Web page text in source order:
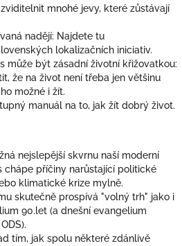
mnohé jevy, které zůstávají
nadějí: Najdete tu
lokalizačních iniciativ.
může být zásadní životní křižovatkou:
že na život není třeba jen většinu
možné i žít.
manuál na to, jak žít dobrý život.
nejslepější skvrnu naší moderní
chápe příčiny narůstající politické
klimatické krize mylně.
skutečně prospívá "volný trh" jako i
90.let (a dnešní evangelium
tím, jak spolu některé zdánlivě